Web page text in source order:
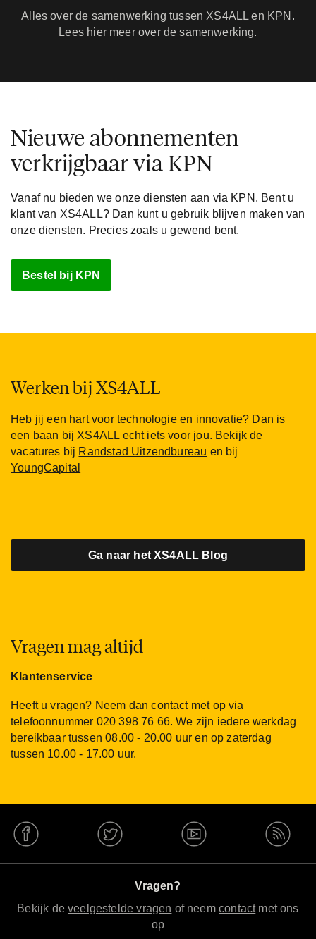
Alles over de samenwerking tussen XS4ALL en KPN.
Lees hiermeer over de samenwerking.
Nieuwe abonnementen
verkrijgbaar via KPN
Vanaf nu bieden we onze diensten aan via KPN. Bent u
klant van XS4ALL? Dan kunt u gebruik blijven maken van
onze diensten. Precies zoals u gewend bent.
Bestel bij KPN
Werken bij XS4ALL
Heb jij een hart voor technologie en innovatie? Dan is
een baan bij XS4ALL echt iets voor jou. Bekijk de
vacatures bij Randstad Uitzendbureau en bij
YoungCapital
Ga naar het XS4ALL Blog
Vragen mag altijd
Klantenservice
Heeft u vragen? Neem dan contact met op via
telefoonnummer 020 398 76 66. We zijn iedere werkdag
bereikbaar tussen 08.00 - 20.00 uur en op zaterdag
tussen 10.00 - 17.00 uur.
Vragen?
Bekijk deveelgestelde vragen of neemcontactmet ons
op